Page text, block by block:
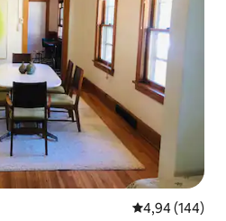
Prosječna
4,94 (144)